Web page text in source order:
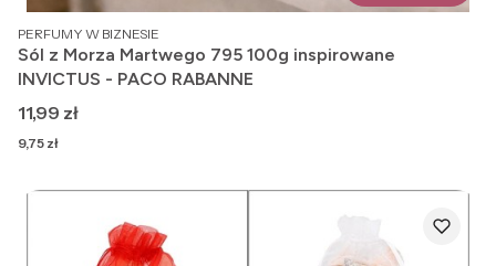
PRODUCENT
PERFUMY W BIZNESIE
Sól z Morza Martwego 795 100g inspirowane
INVICTUS - PACO RABANNE
Cena
11,99 zł
Cena
9,75 zł